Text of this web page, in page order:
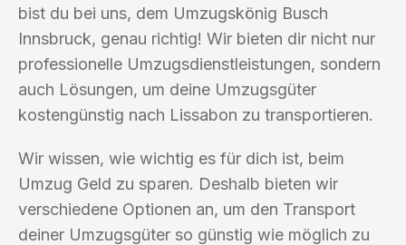
bist du bei uns, dem Umzugskönig Busch
Innsbruck, genau richtig! Wir bieten dir nicht nur
professionelle Umzugsdienstleistungen, sondern
auch Lösungen, um deine Umzugsgüter
kostengünstig nach Lissabon zu transportieren.
Wir wissen, wie wichtig es für dich ist, beim
Umzug Geld zu sparen. Deshalb bieten wir
verschiedene Optionen an, um den Transport
deiner Umzugsgüter so günstig wie möglich zu